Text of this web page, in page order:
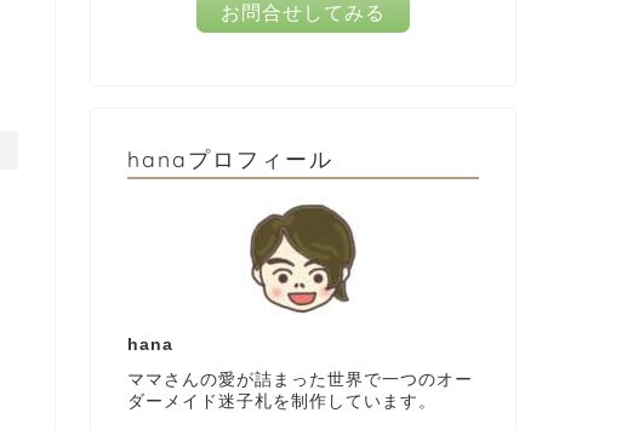
お問合せしてみる
hanaプロフィール
hana
ママさんの愛が詰まった世界で一つのオー
ダーメイド迷子札を制作しています。